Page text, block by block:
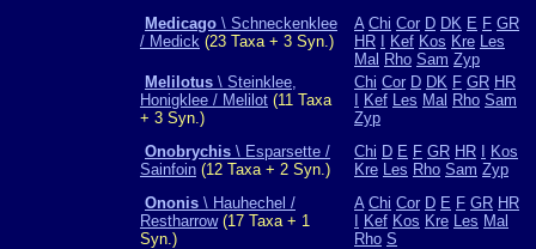
Medicago \ Schneckenklee
/ Medick (23 Taxa + 3 Syn.)
A Chi Cor D DK E F GR
HR
Kef Kos Kre Les
Mal Rho Sam Zyp
Melilotus \ Steinklee,
Honigklee / Melilot (11 Taxa
+ 3 Syn.)
Chi Cor D DK F GR HR
Kef Les Mal Rho Sam
Zyp
Onobrychis \ Esparsette /
Sainfoin (12 Taxa + 2 Syn.)
Chi D E F GR HR
Kos
Kre Les Rho Sam Zyp
Ononis \ Hauhechel /
Restharrow(17 Taxa + 1
Syn.)
A Chi Cor D E F GR HR
Kef Kos Kre Les Mal
Rho S